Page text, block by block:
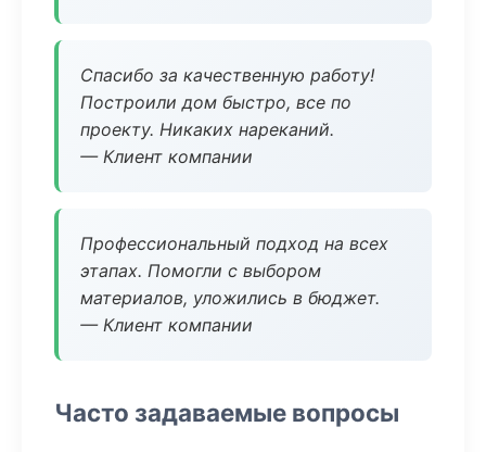
Спасибо за качественную работу!
Построили дом быстро, все по
проекту. Никаких нареканий.
— Клиент компании
Профессиональный подход на всех
этапах. Помогли с выбором
материалов, уложились в бюджет.
— Клиент компании
Часто задаваемые вопросы